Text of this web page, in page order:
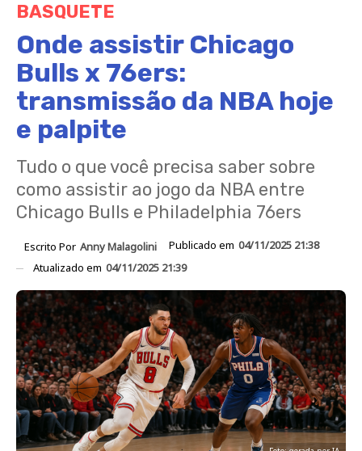
BASQUETE
Onde assistir Chicago
Bulls x 76ers:
transmissão da NBA hoje
e palpite
Tudo o que você precisa saber sobre
como assistir ao jogo da NBA entre
Chicago Bulls e Philadelphia 76ers
Escrito Por Anny Malagolini Publicado em 04/11/2025 21:38
Atualizado em 04/11/2025 21:39